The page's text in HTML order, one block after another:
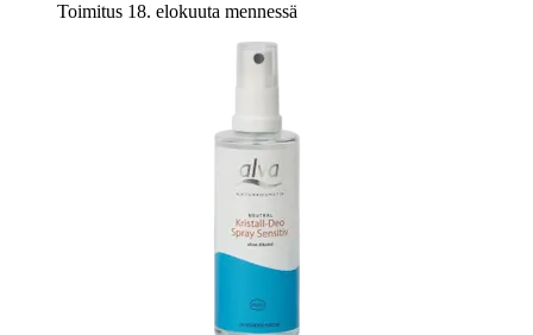
Toimitus 18. elokuuta mennessä